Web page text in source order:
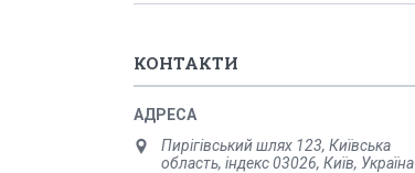
КОНТАКТИ
Пирігівський шлях 123, Київська
область, індекс 03026, Київ, Україна